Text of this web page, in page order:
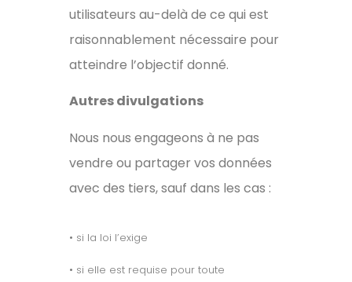
utilisateurs au-delà de ce qui est
raisonnablement nécessaire pour
atteindre l’objectif donné.
Autres divulgations
Nous nous engageons à ne pas
vendre ou partager vos données
avec des tiers, sauf dans les cas :
• si la loi l’exige
• si elle est requise pour toute